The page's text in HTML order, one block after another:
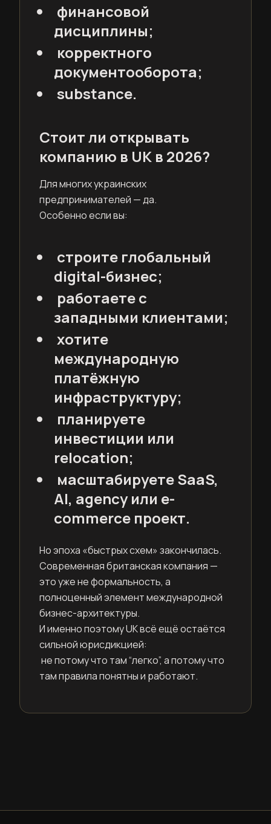
финансовой
дисциплины;
корректного
документооборота;
substance.
Стоит ли открывать
компанию в UK в 2026?
Для многих украинских
предпринимателей — да.
Особенно если вы:
строите глобальный
digital-бизнес;
работаете с
западными клиентами;
хотите
международную
платёжную
инфраструктуру;
планируете
инвестиции или
relocation;
масштабируете SaaS,
AI, agency или e-
commerce проект.
Но эпоха «быстрых схем» закончилась.
Современная британская компания —
это уже не формальность, а
полноценный элемент международной
бизнес-архитектуры.
И именно поэтому UK всё ещё остаётся
сильной юрисдикцией:
не потому что там “легко”, а потому что
там правила понятны и работают.